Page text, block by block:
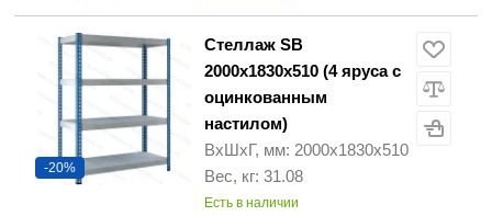
-20%
Стеллаж SB
2000х1830х510 (4 яруса с
оцинкованным
настилом)
ВхШхГ, мм: 2000х1830х510
Вес, кг: 31.08
Есть в наличии